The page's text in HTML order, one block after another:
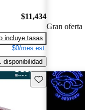
$11,434
incluye tasas
$0/mes est.
disponibilidad
Gran oferta
Guarda este Aviso